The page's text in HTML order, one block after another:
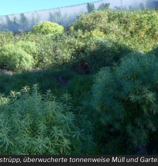
überwucherte tonnenweise Müll und